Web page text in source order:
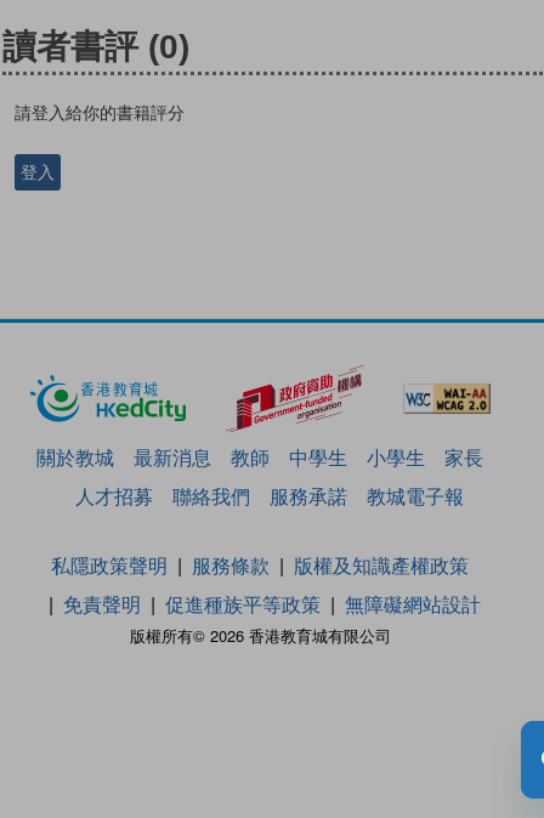
讀者書評 (0)
請登入給你的書籍評分
登入
關於教城 最新消息 教師 中學生 小學生
家長
人才招募
聯絡我們 服務承諾 教城電子報
版權所有© 2026 香港教育城有限公司
私隱政策聲明 服務條款
版權及知識產權政策
免責聲明
促進種族平等政策 無障礙網站設計